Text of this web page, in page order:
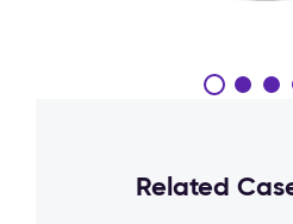
Related